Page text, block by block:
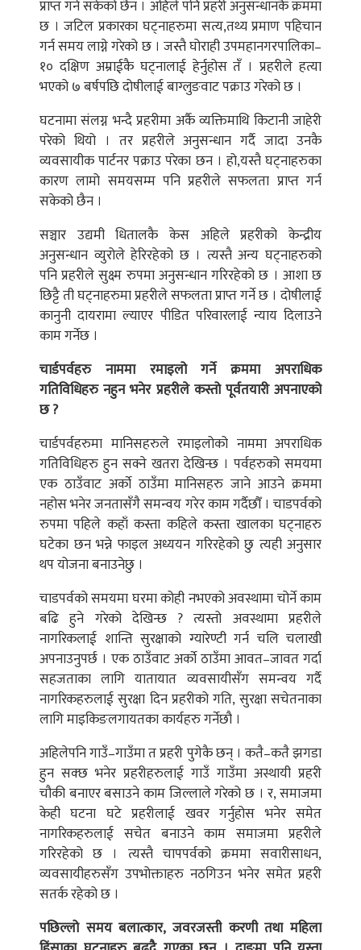
प्राप्त गर्न सकेको छैन । अहिले पनि प्रहरी अनुसन्धानकै क्रममा
छ । जटिल प्रकारका घट्नाहरुमा सत्य,तथ्य प्रमाण पहिचान
गर्न समय लाग्ने गरेको छ । जस्तै घोराही उपमहानगरपालिका–
१० दक्षिण अम्राईकै घट्नालाई हेर्नुहोस तँ । प्रहरीले हत्या
भएको ७ बर्षपछि दोषीलाई बाग्लुङवाट पक्राउ गरेको छ ।
घटनामा संलग्न भन्दै प्रहरीमा अर्कै व्यक्तिमाथि किटानी जाहेरी
परेको थियो । तर प्रहरीले अनुसन्धान गर्दै जादा उनकै
व्यवसायीक पार्टनर पक्राउ परेका छन । हो,यस्तै घट्नाहरुका
कारण लामो समयसम्म पनि प्रहरीले सफलता प्राप्त गर्न
सकेको छैन ।
सञ्चार उद्यमी धितालकै केस अहिले प्रहरीको केन्द्रीय
अनुसन्धान व्युरोले हेरिरहेको छ । त्यस्तै अन्य घट्नाहरुको
पनि प्रहरीले सुक्ष्म रुपमा अनुसन्धान गरिरहेको छ । आशा छ
छिट्टै ती घट्नाहरुमा प्रहरीले सफलता प्राप्त गर्ने छ । दोषीलाई
कानुनी दायरामा ल्याएर पीडित परिवारलाई न्याय दिलाउने
काम गर्नेछ ।
चार्डपर्वहरु नाममा रमाइलो गर्ने क्रममा अपराधिक
गतिविधिहरु नहुन भनेर प्रहरीले कस्तो पूर्वतयारी अपनाएको
छ ?
चार्डपर्वहरुमा मानिसहरुले रमाइलोको नाममा अपराधिक
गतिविधिहरु हुन सक्ने खतरा देखिन्छ । पर्वहरुको समयमा
एक ठाउँवाट अर्काे ठाउँमा मानिसहरु जाने आउने क्रममा
नहोस भनेर जनतासँगै समन्वय गरेर काम गर्दैछौँ । चाडपर्वको
रुपमा पहिले कहाँ कस्ता कहिले कस्ता खालका घट्नाहरु
घटेका छन भन्ने फाइल अध्ययन गरिरहेको छु त्यही अनुसार
थप योजना बनाउनेछु ।
चाडपर्वको समयमा घरमा कोही नभएको अवस्थामा चोर्ने काम
बढि हुने गरेको देखिन्छ ? त्यस्तो अवस्थामा प्रहरीले
नागरिकलाई शान्ति सुरक्षाको ग्यारेण्टी गर्न चलि चलाखी
अपनाउनुपर्छ । एक ठाउँवाट अर्काे ठाउँमा आवत–जावत गर्दा
सहजताका लागि यातायात व्यवसायीसँग समन्वय गर्दै
नागरिकहरुलाई सुरक्षा दिन प्रहरीको गति, सुरक्षा सचेतनाका
लागि माइकिङलगायतका कार्यहरु गर्नेछौ ।
अहिलेपनि गाउँ–गाउँमा त प्रहरी पुगेकै छन् । कतै–कतै झगडा
हुन सक्छ भनेर प्रहरीहरुलाई गाउँ गाउँमा अस्थायी प्रहरी
चौकी बनाएर बसाउने काम जिल्लाले गरेको छ । र, समाजमा
केही घटना घटे प्रहरीलाई खवर गर्नुहोस भनेर समेत
नागरिकहरुलाई सचेत बनाउने काम समाजमा प्रहरीले
गरिरहेको छ । त्यस्तै चापपर्वको क्रममा सवारीसाधन,
व्यवसायीहरुसँग उपभोक्ताहरु नठगिउन भनेर समेत प्रहरी
सतर्क रहेको छ ।
पछिल्लो समय बलात्कार, जवरजस्ती करणी तथा महिला